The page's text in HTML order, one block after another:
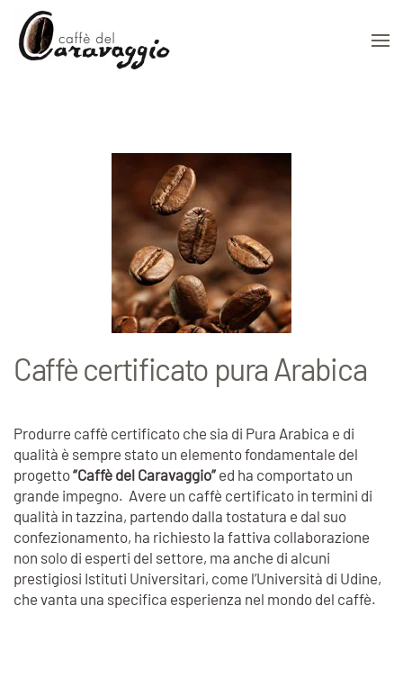
Skip to main content
Caffè certificato pura Arabica
Produrre caffè certificato che sia di Pura Arabica e di
qualità è sempre stato un elemento fondamentale del
progetto“Caffè del Caravaggio” ed ha comportato un
grande impegno. Avere un caffè certificato in termini di
qualità in tazzina, partendo dalla tostatura e dal suo
confezionamento, ha richiesto la fattiva collaborazione
non solo di esperti del settore, ma anche di alcuni
prestigiosi Istituti Universitari, come l’Università di Udine,
che vanta una specifica esperienza nel mondo del caffè.